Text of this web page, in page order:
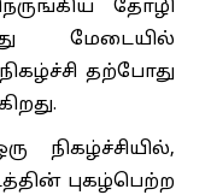
தோழி
மேடையில்
தற்போது
புகழ்பெற்ற